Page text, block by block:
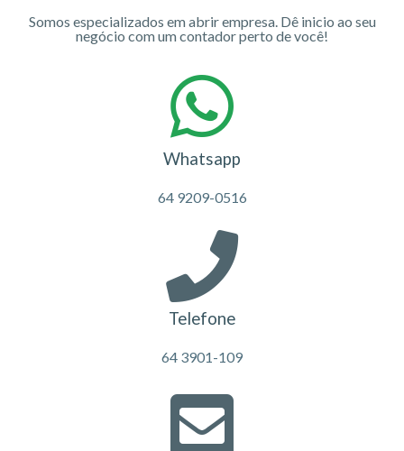
Somos especializados em abrir empresa. Dê inicio ao seu
negócio com um contador perto de você!
Whatsapp
64 9209-0516
Telefone
64 3901-109